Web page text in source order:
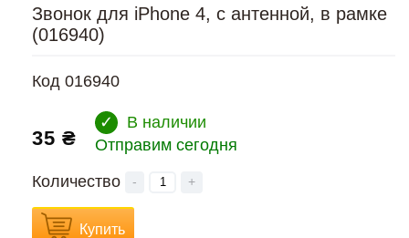
Звонок для iPhone 4, с антенной, в рамке
(016940)
Код 016940
35 ₴
✓
В наличии
Отправим сегодня
Количество
- +
Купить